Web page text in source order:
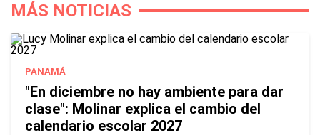
MÁS NOTICIAS
PANAMÁ
"En diciembre no hay ambiente para dar
clase": Molinar explica el cambio del
calendario escolar 2027